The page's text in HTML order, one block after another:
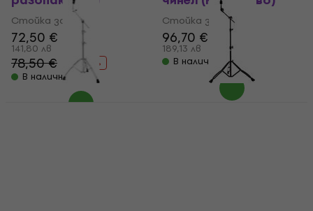
Стойка за чинел
72,50 €
141,80 лв
78,50 €
- 8 %
В наличност
Стойка за чинел
96,70 €
189,13 лв 102 €
В наличност